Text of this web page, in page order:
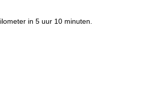
in 5 uur 10 minuten.